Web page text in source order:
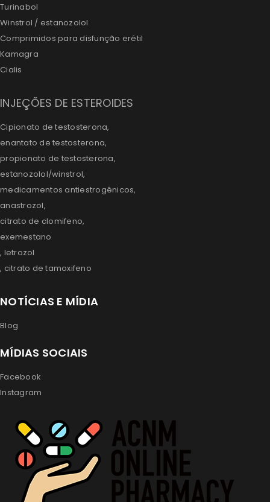
Turinabol
Winstrol / estanozolol
Comprimidos para disfunção erétil
Kamagra
Cialis
INJEÇÕES DE ESTEROIDES
Cipionato de testosterona,
enantato de testosterona,
propionato de testosterona,
estanozolol/winstrol,
medicamentos antiestrogênicos,
anastrozol,
citrato de clomifeno,
exemestano
, letrozol
, citrato de tamoxifeno
NOTÍCIAS E MÍDIA
Blog
MÍDIAS SOCIAIS
Facebook
Instagram